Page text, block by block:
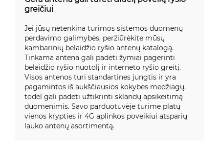
greičiui
Jei jūsų netenkina turimos sistemos duomenų
perdavimo galimybės, peržiūrėkite mūsų
kambarinių belaidžio ryšio antenų katalogą.
Tinkama antena gali padėti žymiai pagerinti
belaidžio ryšio nuotolį ir interneto ryšio greitį.
Visos antenos turi standartines jungtis ir yra
pagamintos iš aukščiausios kokybės medžiagų,
todėl gali padėti užtikrinti sklandų apsikeitimą
duomenimis. Savo parduotuvėje turime platų
vienos krypties ir 4G aplinkos poveikiui atsparių
lauko antenų asortimentą.